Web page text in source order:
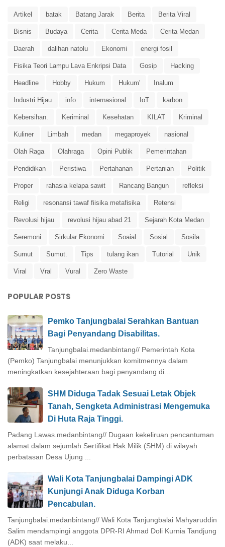
Artikel batak Batang Jarak Berita Berita Viral
Bisnis Budaya Cerita Cerita Meda Cerita Medan
Daerah dalihan natolu Ekonomi energi fosil
Fisika Teori Lampu Lava Enkripsi Data Gosip Hacking
Headline Hobby Hukum Hukum' Inalum
Industri Hijau info internasional IoT karbon
Kebersihan. Keriminal Kesehatan KILAT Kriminal
Kuliner Limbah medan megaproyek nasional
Olah Raga Olahraga Opini Publik Pemerintahan
Pendidikan Peristiwa Pertahanan Pertanian Politik
Proper rahasia kelapa sawit Rancang Bangun refleksi
Religi resonansi tawaf fiisika metafisika Retensi
Revolusi hijau revolusi hijau abad 21 Sejarah Kota Medan
Seremoni Sirkular Ekonomi Soaial Sosial Sosila
Sumut Sumut. Tips tulang ikan Tutorial Unik
Viral Vral Vural Zero Waste
POPULAR POSTS
Pemko Tanjungbalai Serahkan Bantuan
Bagi Penyandang Disabilitas.
Tanjungbalai.medanbintang// Pemerintah Kota
(Pemko) Tanjungbalai menunjukkan komitmennya dalam
meningkatkan kesejahteraan bagi penyandang di...
SHM Diduga Tadak Sesuai Letak Objek
Tanah, Sengketa Administrasi Mengemuka
Di Huta Raja Tinggi.
Padang Lawas.medanbintang// Dugaan kekeliruan pencantuman
alamat dalam sejumlah Sertifikat Hak Milik (SHM) di wilayah
perbatasan Desa Ujung ...
Wali Kota Tanjungbalai Dampingi ADK
Kunjungi Anak Diduga Korban
Pencabulan.
Tanjungbalai.medanbintang// Wali Kota Tanjungbalai Mahyaruddin
Salim mendampingi anggota DPR-RI Ahmad Doli Kurnia Tandjung
(ADK) saat melaku...